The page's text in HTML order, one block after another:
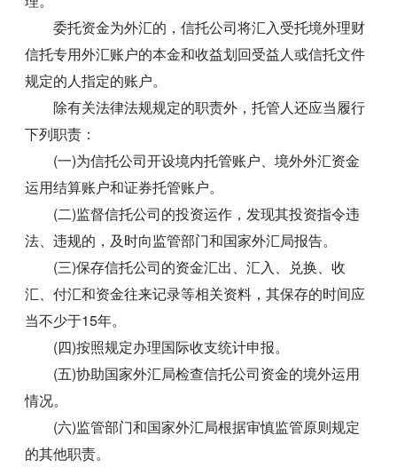
委托资金为外汇的，信托公司将汇入受托境外理财
信托专用外汇账户的本金和收益划回受益人或信托文件
规定的人指定的账户。
除有关法律法规规定的职责外，托管人还应当履行
下列职责：
(一)为信托公司开设境内托管账户、境外外汇资金
运用结算账户和证券托管账户。
(二)监督信托公司的投资运作，发现其投资指令违
法、违规的，及时向监管部门和国家外汇局报告。
(三)保存信托公司的资金汇出、汇入、兑换、收
汇、付汇和资金往来记录等相关资料，其保存的时间应
当不少于15年。
(四)按照规定办理国际收支统计申报。
(五)协助国家外汇局检查信托公司资金的境外运用
情况。
(六)监管部门和国家外汇局根据审慎监管原则规定
的其他职责。